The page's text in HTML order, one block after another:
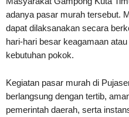
adanya pasar murah tersebut.
dapat dilaksanakan secara
hari-hari besar keagamaan
kebutuhan pokok.
Kegiatan pasar murah di
berlangsung dengan tertib,
pemerintah daerah, serta